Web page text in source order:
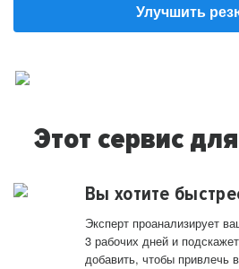
Улучшить
Этот сервис
Вы хотите
Эксперт проанализирует
3 рабочих дней и
добавить, чтобы привлечь